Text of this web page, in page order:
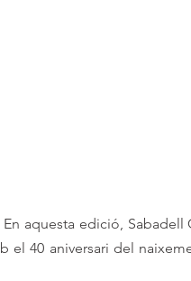
En aquesta edició, Sabadell
el 40 aniversari del